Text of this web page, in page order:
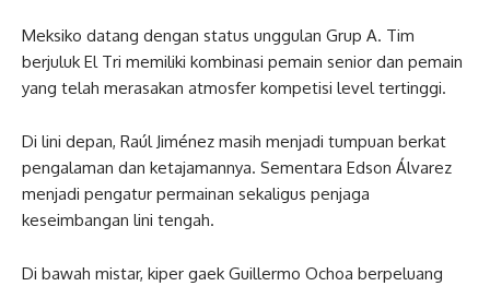
Meksiko datang dengan status unggulan Grup A. Tim
berjuluk El Tri memiliki kombinasi pemain senior dan pemain
yang telah merasakan atmosfer kompetisi level tertinggi.
Di lini depan, Raúl Jiménez masih menjadi tumpuan berkat
pengalaman dan ketajamannya. Sementara Edson Álvarez
menjadi pengatur permainan sekaligus penjaga
keseimbangan lini tengah.
Di bawah mistar, kiper gaek Guillermo Ochoa berpeluang